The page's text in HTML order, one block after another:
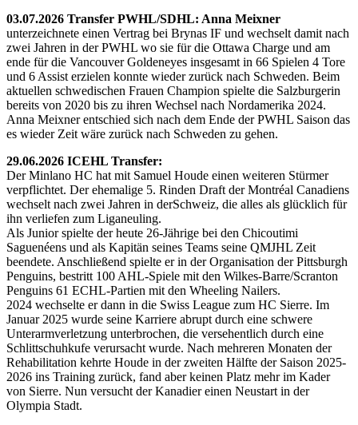
03.07.2026 Transfer PWHL/SDHL: Anna Meixner
unterzeichnete einen Vertrag bei Brynas IF und wechselt damit nach
zwei Jahren in der PWHL wo sie für die Ottawa Charge und am
ende für die Vancouver Goldeneyes insgesamt in 66 Spielen 4 Tore
und 6 Assist erzielen konnte wieder zurück nach Schweden. Beim
aktuellen schwedischen Frauen Champion spielte die Salzburgerin
bereits von 2020 bis zu ihren Wechsel nach Nordamerika 2024.
Anna Meixner entschied sich nach dem Ende der PWHL Saison das
es wieder Zeit wäre zurück nach Schweden zu gehen.
29.06.2026 ICEHL Transfer:
Der Minlano HC hat mit Samuel Houde einen weiteren Stürmer
verpflichtet. Der ehemalige 5. Rinden Draft der Montréal Canadiens
wechselt nach zwei Jahren in derSchweiz, die alles als glücklich für
ihn verliefen zum Liganeuling.
Als Junior spielte der heute 26-Jährige bei den Chicoutimi
Saguenéens und als Kapitän seines Teams seine QMJHL Zeit
beendete. Anschließend spielte er in der Organisation der Pittsburgh
Penguins, bestritt 100 AHL-Spiele mit den Wilkes-Barre/Scranton
Penguins 61 ECHL-Partien mit den Wheeling Nailers.
2024 wechselte er dann in die Swiss League zum HC Sierre. Im
Januar 2025 wurde seine Karriere abrupt durch eine schwere
Unterarmverletzung unterbrochen, die versehentlich durch eine
Schlittschuhkufe verursacht wurde. Nach mehreren Monaten der
Rehabilitation kehrte Houde in der zweiten Hälfte der Saison 2025-
2026 ins Training zurück, fand aber keinen Platz mehr im Kader
von Sierre. Nun versucht der Kanadier einen Neustart in der
Olympia Stadt.